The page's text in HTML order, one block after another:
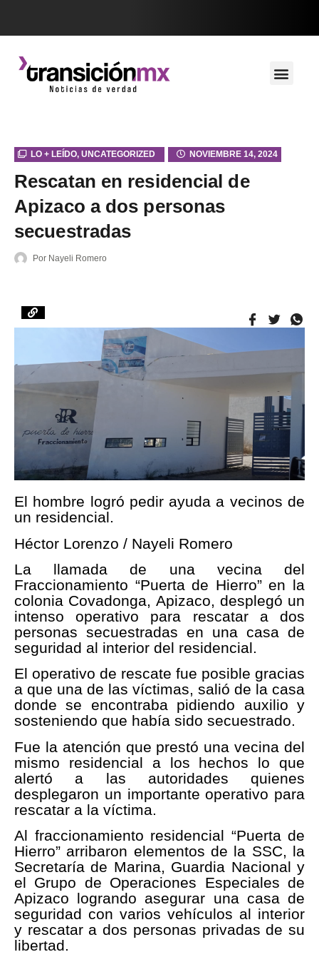
LO + LEÍDO, UNCATEGORIZED NOVIEMBRE 14, 2024
Rescatan en residencial de
Apizaco a dos personas
secuestradas
Por Nayeli Romero
El hombre logró pedir ayuda a vecinos de
un residencial.
Héctor Lorenzo / Nayeli Romero
La llamada de una vecina del
Fraccionamiento “Puerta de Hierro” en la
colonia Covadonga, Apizaco, desplegó un
intenso operativo para rescatar a dos
personas secuestradas en una casa de
seguridad al interior del residencial.
El operativo de rescate fue posible gracias
a que una de las víctimas, salió de la casa
donde se encontraba pidiendo auxilio y
sosteniendo que había sido secuestrado.
Fue la atención que prestó una vecina del
mismo residencial a los hechos lo que
alertó a las autoridades quienes
desplegaron un importante operativo para
rescatar a la víctima.
Al fraccionamiento residencial “Puerta de
Hierro” arribaron elementos de la SSC, la
Secretaría de Marina, Guardia Nacional y
el Grupo de Operaciones Especiales de
Apizaco logrando asegurar una casa de
seguridad con varios vehículos al interior
y rescatar a dos personas privadas de su
libertad.